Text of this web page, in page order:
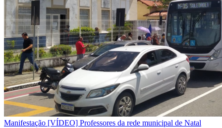
Manifestação [VÍDEO] Professores da rede municipal de Natal